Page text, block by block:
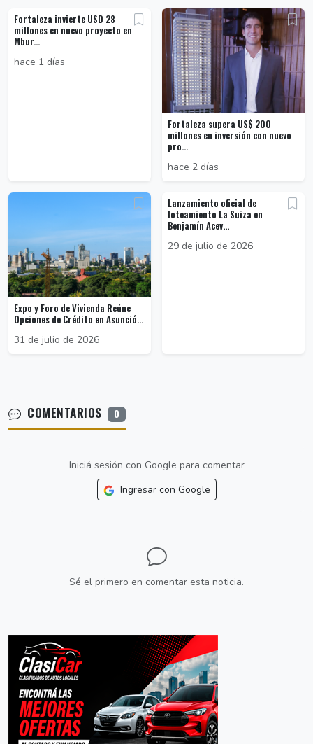
Fortaleza invierte USD 28
millones en nuevo proyecto en
Mbur...
hace 1 días
Fortaleza supera US$ 200
millones en inversión con nuevo
pro...
hace 2 días
Expo y Foro de Vivienda Reúne
Opciones de Crédito en Asunció...
31 de julio de 2026
Lanzamiento oficial de
loteamiento La Suiza en
Benjamín Acev...
29 de julio de 2026
COMENTARIOS 0
Iniciá sesión con Google para comentar
Ingresar con Google
Sé el primero en comentar esta noticia.